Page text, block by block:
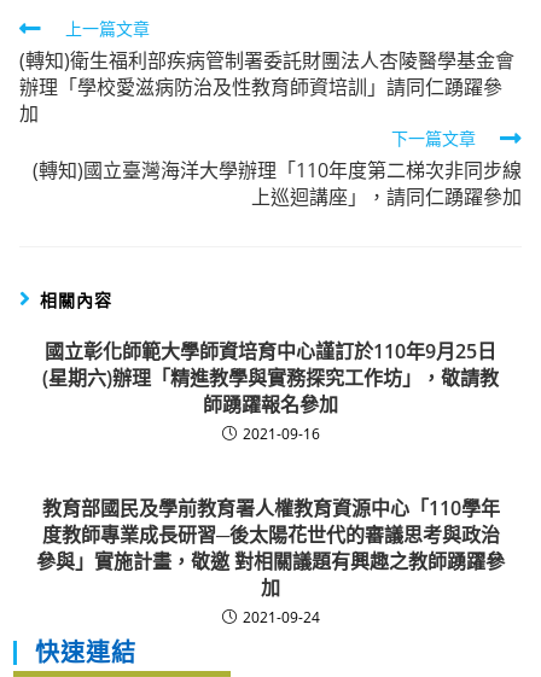
Read
more
articles
上一篇文章
(轉知)衛生福利部疾病管制署委託財團法人杏陵醫學基金會
辦理「學校愛滋病防治及性教育師資培訓」請同仁踴躍參
加
下一篇文章
(轉知)國立臺灣海洋大學辦理「110年度第二梯次非同步線
上巡迴講座」，請同仁踴躍參加
相關內容
國立彰化師範大學師資培育中心謹訂於110年9月25日
(星期六)辦理「精進教學與實務探究工作坊」，敬請教
師踴躍報名參加
2021-09-16
教育部國民及學前教育署人權教育資源中心「110學年
度教師專業成長研習─後太陽花世代的審議思考與政治
參與」實施計畫，敬邀 對相關議題有興趣之教師踴躍參
加
2021-09-24
快速連結